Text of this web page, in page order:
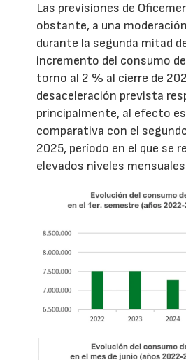
Las previsiones de
obstante, a una
durante la segunda mitad
incremento del consumo
torno al 2 % al cierre de
desaceleración prevista
principalmente, al efecto
comparativa con el
2025, período en el que se
elevados niveles